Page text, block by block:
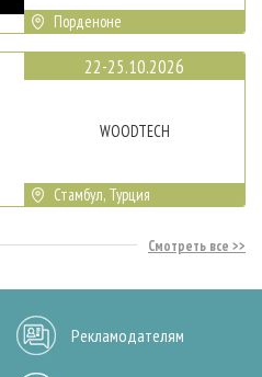
Порденоне
22-25.10.2026
WOODTECH
Стамбул, Турция
Смотреть все
Рекламодателям